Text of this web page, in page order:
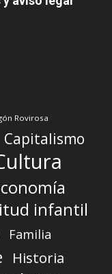
Rovirosa
Capitalismo
infantil
Familia
Historia